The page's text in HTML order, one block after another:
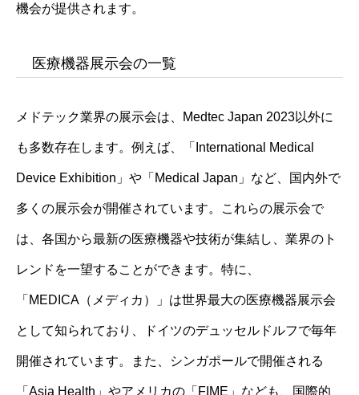
機会が提供されます。
医療機器展示会の一覧
メドテック業界の展示会は、Medtec Japan 2023以外に
も多数存在します。例えば、「International Medical
Device Exhibition」や「Medical Japan」など、国内外で
多くの展示会が開催されています。これらの展示会で
は、各国から最新の医療機器や技術が集結し、業界のト
レンドを一望することができます。特に、
「MEDICA（メディカ）」は世界最大の医療機器展示会
として知られており、ドイツのデュッセルドルフで毎年
開催されています。また、シンガポールで開催される
「Asia Health」やアメリカの「FIME」なども、国際的